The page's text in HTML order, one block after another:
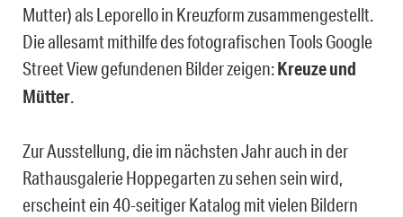
Mutter) als Leporello in Kreuzform zusammengestellt.
Die allesamt mithilfe des fotografischen Tools Google
Street View gefundenen Bilder zeigen:Kreuze und
Mütter.
Zur Ausstellung, die im nächsten Jahr auch in der
Rathausgalerie Hoppegarten zu sehen sein wird,
erscheint ein 40-seitiger Katalog mit vielen Bildern